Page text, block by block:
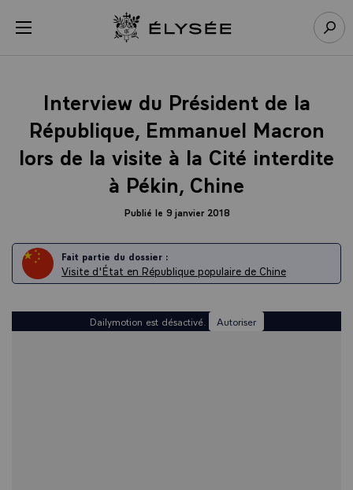
menu Retour à l’accueil Élysée
Interview du Président de la
République, Emmanuel Macron
lors de la visite à la Cité interdite
à Pékin, Chine
Publié le 9 janvier 2018
Fait partie du dossier :
Visite d'État en République populaire de Chine
Dailymotion est désactivé. Autoriser
Panneau de gestion des cookies